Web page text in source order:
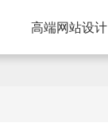
高端网站设计